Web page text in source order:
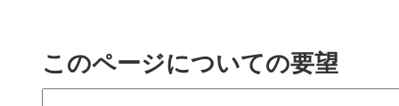
このページについての要望